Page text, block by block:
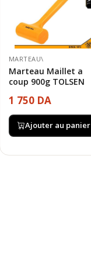
MARTEAU\
Marteau Maillet a
coup 900g TOLSEN
1 750 DA
Ajouter au panier